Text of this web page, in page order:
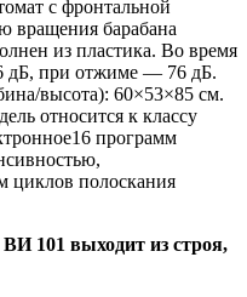
с фронтальной
вращения барабана
из пластика. Во время
дБ, при отжиме — 76 дБ.
высота): 60×53×85 см.
относится к классу
программ
циклов полоскания
101 выходит из строя,